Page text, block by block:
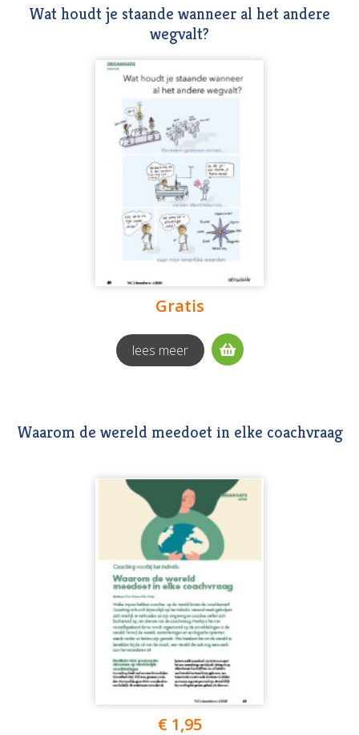
Wat houdt je staande wanneer al het andere
wegvalt?
Gratis
lees meer
Waarom de wereld meedoet in elke coachvraag
€ 1,95